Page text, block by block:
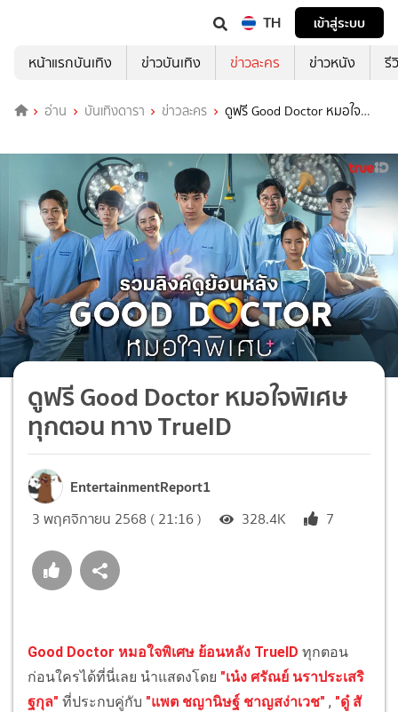
TH
เข้าสู่ระบบ
หน้าแรกบันเทิง
ข่าวบันเทิง ข่าวละคร ข่าวหนัง รี
อ่าน บันเทิงดารา ข่าวละคร
ดูฟรี Good Doctor หมอใจ
ดูฟรี Good Doctor หมอใจพิเศษ
ทุกตอน ทาง TrueID
EntertainmentReport1
3 พฤศจิกายน 2568 ( 21:16 ) 328.4K 7
Good Doctor หมอใจพิเศษ ย้อนหลัง TrueID ทุกตอน
ก่อนใครได้ที่นี่เลย นำแสดงโดย "เน๋ง ศรัณย์ นราประเสริ
ฐกุล" ที่ประกบคู่กับ "แพต ชญานิษฐ์ ชาญสง่าเวช" , "ดู๋ สั